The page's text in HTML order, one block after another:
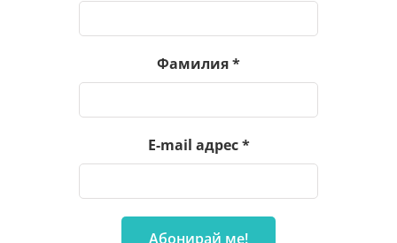
Фамилия*
E-mail адрес*